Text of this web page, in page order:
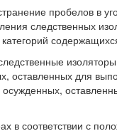
пробелов в
следственных
оставленных для
в соответствии с